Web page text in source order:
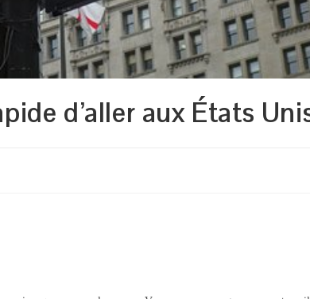
d’aller aux États